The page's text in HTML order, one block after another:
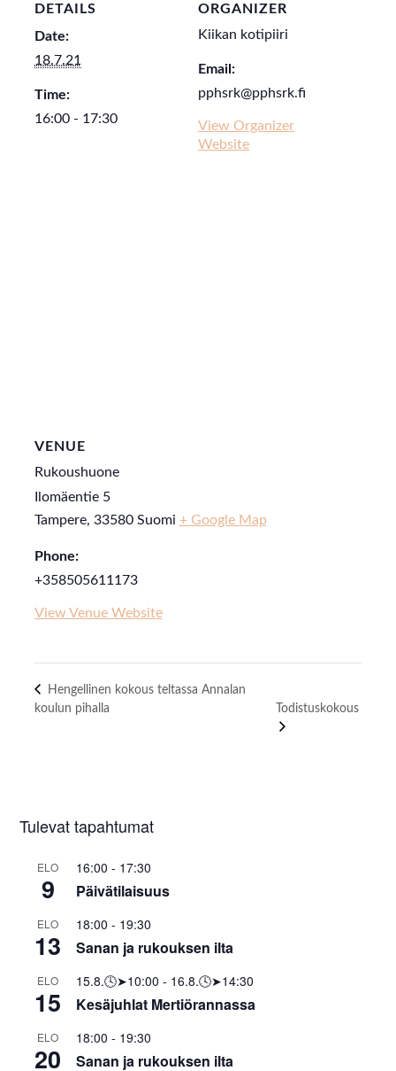
DETAILS
Date:
18.7.21
Time:
16:00 - 17:30
ORGANIZER
Kiikan kotipiiri
Email:
pphsrk@pphsrk.fi
View Organizer
Website
VENUE
Rukoushuone
Ilomäentie 5
Tampere, 33580 Suomi + Google Map
Phone:
+358505611173
View Venue Website
Hengellinen kokous teltassa Annalan
koulun pihalla
Todistuskokous
Tulevat tapahtumat
ELO
9
16:00 - 17:30
Päivätilaisuus
ELO
13
18:00 - 19:30
Sanan ja rukouksen ilta
ELO
15
15.8.🕓➤10:00 - 16.8.🕓➤14:30
Kesäjuhlat Mertiörannassa
ELO
20
18:00 - 19:30
Sanan ja rukouksen ilta